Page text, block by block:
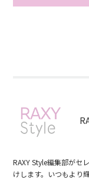
RAXY Style編集部がセ
けします。いつもより